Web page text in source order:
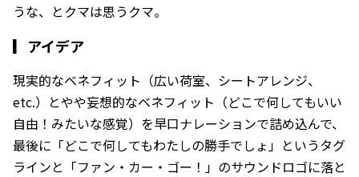
うな、とクマは思うクマ。
▎ アイデア
現実的なベネフィット（広い荷室、シートアレンジ、
etc.）とやや妄想的なベネフィット（どこで何してもいい
自由！みたいな感覚）を早口ナレーションで詰め込んで、
最後に「どこで何してもわたしの勝手でしょ」というタグ
ラインと「ファン・カー・ゴー！」のサウンドロゴに落と